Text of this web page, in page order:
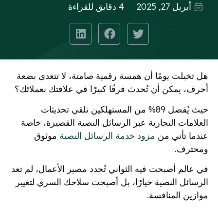
أبريل 27, 2025 4 دقايق للقراءة
هل تخيلت يومًا أن همسة رقمية صامتة، لا تتعدى بضعة
أحرف، يمكن أن تُحدث فرقًا كبيرًا في علاقتك بعملائك؟
حيث يُفضل 89% من المستهلكين تلقي تحديثات
العلامات التجارية عبر الرسائل النصية القصيرة، خاصة
عندما تأتي من مزود خدمة الرسائل النصية موثوق
ومحترف.
في عالم أصبحت فيه الثواني تُحدد مصير الأعمال، لم تعد
الرسائل النصية خيارًا، بل أصبحت سلاحك السري لتغيير
موازين المنافسة.